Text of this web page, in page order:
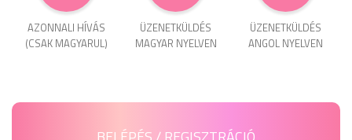
AZONNALI HÍVÁS
(CSAK MAGYARUL)
ÜZENET­KÜLDÉS
MAGYAR NYELVEN
ÜZENET­KÜLDÉS
ANGOL NYELVEN